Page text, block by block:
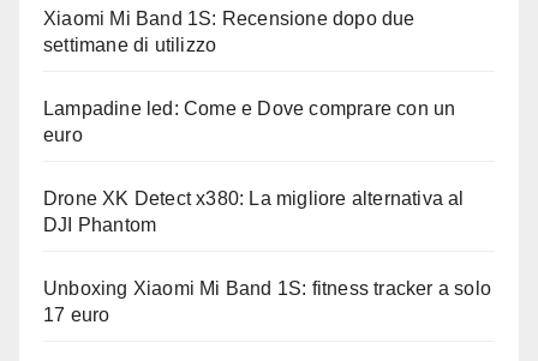
Xiaomi Mi Band 1S: Recensione dopo due
settimane di utilizzo
Lampadine led: Come e Dove comprare con un
euro
Drone XK Detect x380: La migliore alternativa al
DJI Phantom
Unboxing Xiaomi Mi Band 1S: fitness tracker a solo
17 euro